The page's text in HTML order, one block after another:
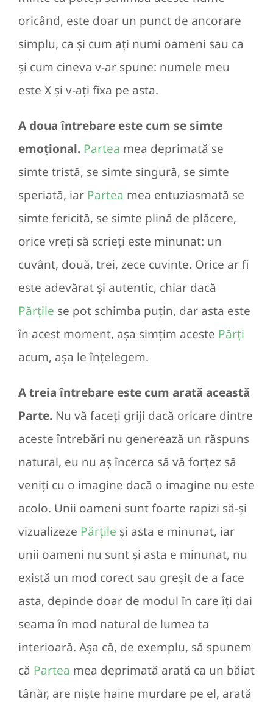
oricând, este doar un punct de ancorare
simplu, ca și cum ați numi oameni sau ca
și cum cineva v-ar spune: numele meu
este X și v-ați fixa pe asta.
A doua întrebare este cum se simte
emoțional. Partea mea deprimată se
simte tristă, se simte singură, se simte
speriată, iar Partea mea entuziasmată se
simte fericită, se simte plină de plăcere,
orice vreți să scrieți este minunat: un
cuvânt, două, trei, zece cuvinte. Orice ar fi
este adevărat și autentic, chiar dacă
Părțile se pot schimba puțin, dar asta este
în acest moment, așa simțim aceste Părți
acum, așa le înțelegem.
A treia întrebare este cum arată această
Parte. Nu vă faceți griji dacă oricare dintre
aceste întrebări nu generează un răspuns
natural, eu nu aș încerca să vă forțez să
veniți cu o imagine dacă o imagine nu este
acolo. Unii oameni sunt foarte rapizi să-și
vizualizeze Părțile și asta e minunat, iar
unii oameni nu sunt și asta e minunat, nu
există un mod corect sau greșit de a face
asta, depinde doar de modul în care îți dai
seama în mod natural de lumea ta
interioară. Așa că, de exemplu, să spunem
că Partea mea deprimată arată ca un băiat
tânăr, are niște haine murdare pe el, arată